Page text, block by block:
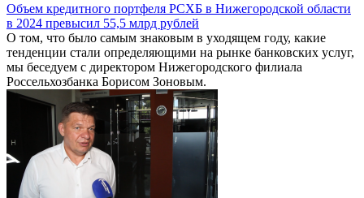
Объем кредитного портфеля РСХБ в Нижегородской области
в 2024 превысил 55,5 млрд рублей
О том, что было самым знаковым в уходящем году, какие
тенденции стали определяющими на рынке банковских услуг,
мы беседуем с директором Нижегородского филиала
Россельхозбанка Борисом Зоновым.